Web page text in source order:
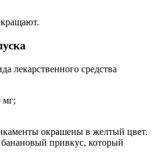
лекарственного средства
мг;
окрашены в желтый цвет.
привкус, который